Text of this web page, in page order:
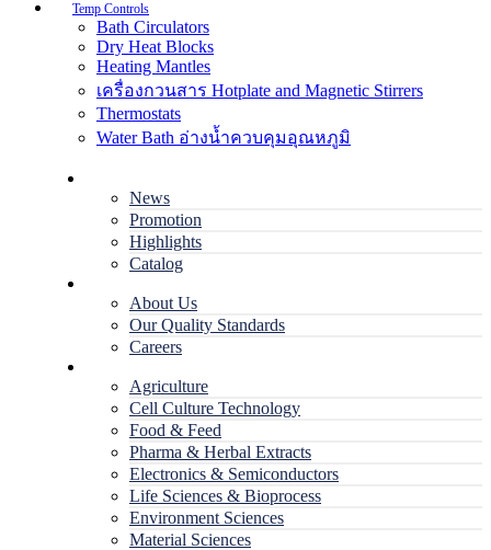
Temp Controls
Bath Circulators
Dry Heat Blocks
Heating Mantles
เครื่องกวนสาร Hotplate and Magnetic Stirrers
Thermostats
Water Bath อ่างน้ำควบคุมอุณหภูมิ
News
Promotion
Highlights
Catalog
About Us
Our Quality Standards
Careers
Agriculture
Cell Culture Technology
Food & Feed
Pharma & Herbal Extracts
Electronics & Semiconductors
Life Sciences & Bioprocess
Environment Sciences
Material Sciences